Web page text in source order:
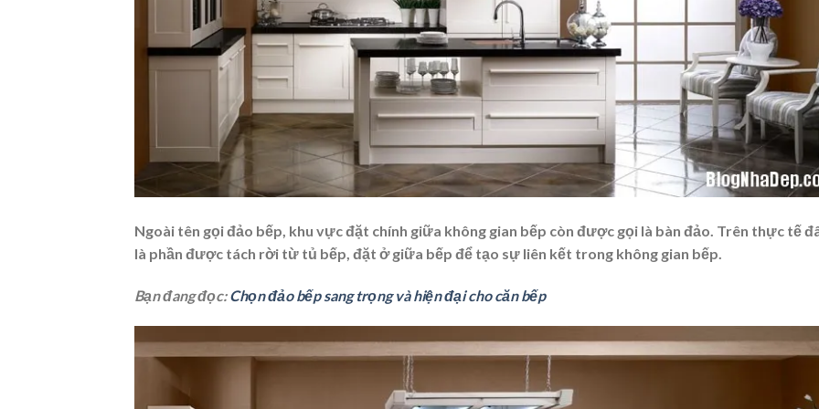
Ngoài tên gọi đảo bếp, khu vực đặt chính giữa không gian bếp còn được gọi là bàn đảo. Trên thực tế
là phần được tách rời từ tủ bếp, đặt ở giữa bếp để tạo sự liên kết trong không gian bếp.
Bạn đang đọc:Chọn đảo bếp sang trọng và hiện đại cho căn bếp